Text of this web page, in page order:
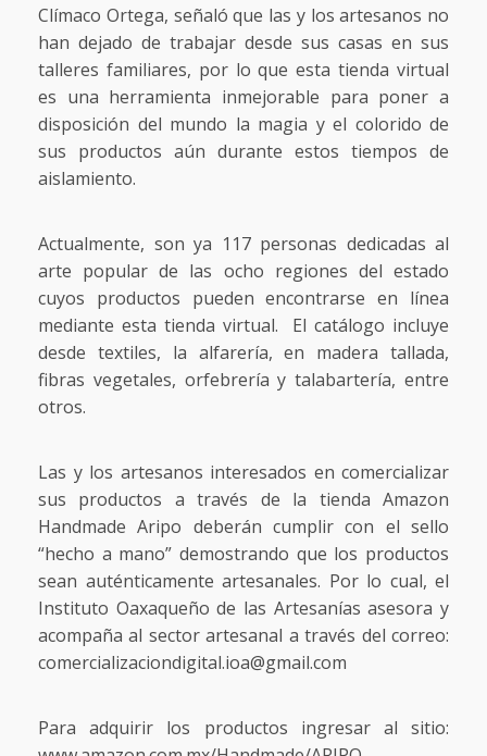
Clímaco Ortega, señaló que las y los artesanos no
han dejado de trabajar desde sus casas en sus
talleres familiares, por lo que esta tienda virtual
es una herramienta inmejorable para poner a
disposición del mundo la magia y el colorido de
sus productos aún durante estos tiempos de
aislamiento.
Actualmente, son ya 117 personas dedicadas al
arte popular de las ocho regiones del estado
cuyos productos pueden encontrarse en línea
mediante esta tienda virtual. El catálogo incluye
desde textiles, la alfarería, en madera tallada,
fibras vegetales, orfebrería y talabartería, entre
otros.
Las y los artesanos interesados en comercializar
sus productos a través de la tienda Amazon
Handmade Aripo deberán cumplir con el sello
“hecho a mano” demostrando que los productos
sean auténticamente artesanales. Por lo cual, el
Instituto Oaxaqueño de las Artesanías asesora y
acompaña al sector artesanal a través del correo:
comercializaciondigital.ioa@gmail.com
Para adquirir los productos ingresar al sitio: